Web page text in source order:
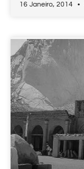
16 Janeiro, 2014